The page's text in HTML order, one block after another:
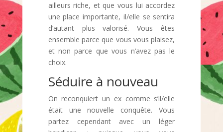
ailleurs riche, et que vous lui accordez
une place importante, il/elle se sentira
d’autant plus valorisé. Vous êtes
ensemble parce que vous vous plaisez,
et non parce que vous n’avez pas le
choix.
Séduire à nouveau
On reconquiert un ex comme s’il/elle
était une nouvelle conquête. Vous
partez cependant avec un léger